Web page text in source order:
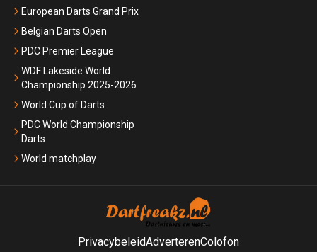
European Darts Grand Prix
Belgian Darts Open
PDC Premier League
WDF Lakeside World
Championship 2025-2026
World Cup of Darts
PDC World Championship
Darts
World matchplay
PrivacybeleidAdverterenColofon